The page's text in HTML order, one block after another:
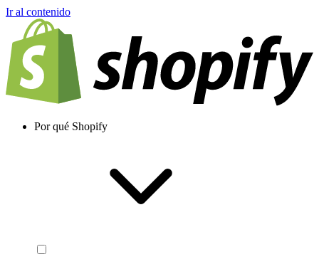
Ir al contenido
Por qué Shopify